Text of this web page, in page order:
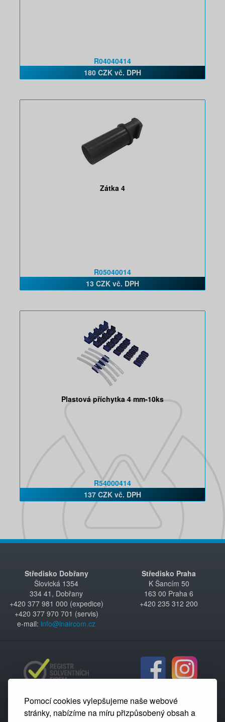
Pomocí cookies vylepšujeme naše webové
stránky, nabízíme na míru přizpůsobený obsah a
R04040414
180 CZK vč. DPH
Zátka 4
R05040014
13 CZK vč. DPH
Plastová příchytka 4 mm-10ks
R54000414
137 CZK vč. DPH
Středisko Dobřany
Šlovická 1354
334 41, Dobřany
+420 377 981 000 (expedice)
+420 377 970 701 (servis)
e-mail: info@inaircom.cz
Středisko Praha
K Šancím 50
163 00 Praha 6
+420 235 312 200